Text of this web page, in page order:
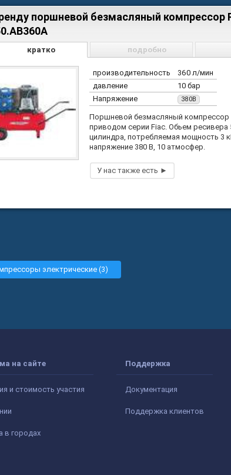
поршневой безмасляный компрессор
кратко подробно
производительность
360 л/мин
давление
10 бар
Напряжение
380В
Поршневой безмасляный
приводом серии Fiac. Обьем ресивера
цилиндра, потребляемая мощность 3
напряжение 380 В, 10 атмосфер.
электрические (3)
на сайте
и стоимость участия
в городах
Поддержка
Документация
Поддержка клиентов